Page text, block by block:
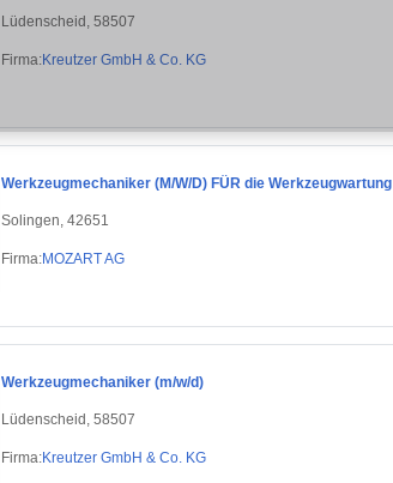
Lüdenscheid, 58507
Firma:Kreutzer GmbH & Co. KG
Werkzeugmechaniker (M/W/D) FÜR die Werkzeugwartung
Solingen, 42651
Firma:MOZART AG
Werkzeugmechaniker (m/w/d)
Lüdenscheid, 58507
Firma:Kreutzer GmbH & Co. KG